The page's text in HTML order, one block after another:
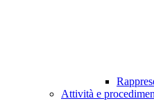
Attività e